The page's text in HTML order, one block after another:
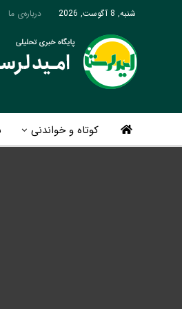
شنبه, 8 آگوست, 2026 درباره‌ی ما
کوتاه و خواندنی